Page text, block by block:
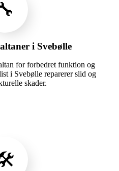
i Svebølle
for forbedret funktion og
i Svebølle reparerer slid og
skader.